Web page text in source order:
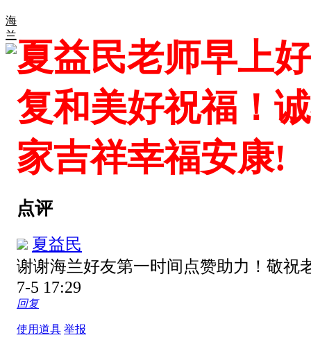
海
兰
夏益民老师早上
复和美好祝福！
家吉祥幸福安康!
点评
夏益民
谢谢海兰好友第一时间点赞助力！敬
7-5 17:29
回复
使用道具 举报